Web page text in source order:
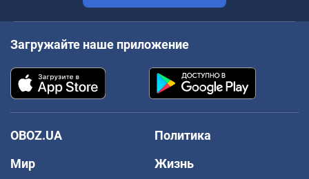
Загружайте наше приложение
OBOZ.UA
Политика
Мир
Жизнь